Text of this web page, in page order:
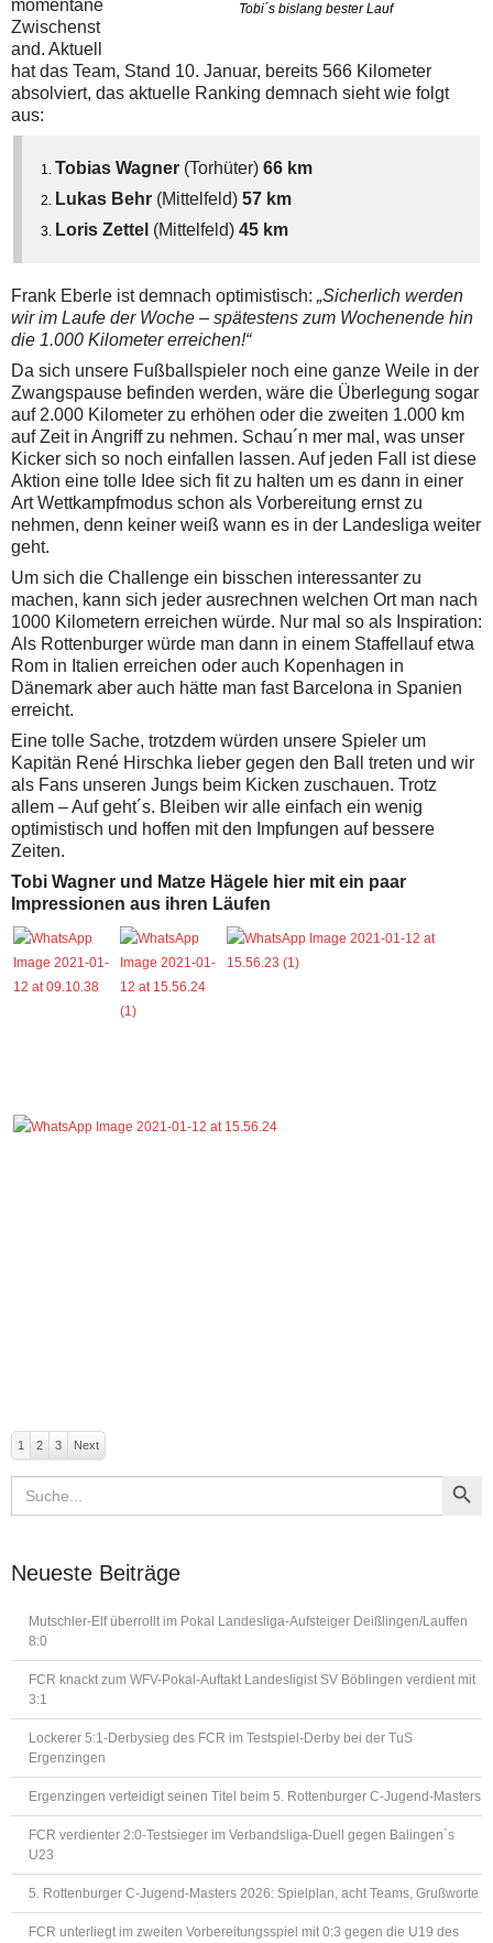
Tobi´s bislang bester Lauf
momentane
Zwischenst
and. Aktuell
hat das Team, Stand 10. Januar, bereits 566 Kilometer
absolviert, das aktuelle Ranking demnach sieht wie folgt
aus:
Tobias Wagner (Torhüter)66 km
Lukas Behr (Mittelfeld)57 km
Loris Zettel (Mittelfeld)45 km
Frank Eberle ist demnach optimistisch: „Sicherlich werden
wir im Laufe der Woche – spätestens zum Wochenende hin
die 1.000 Kilometer erreichen!“
Da sich unsere Fußballspieler noch eine ganze Weile in der
Zwangspause befinden werden, wäre die Überlegung sogar
auf 2.000 Kilometer zu erhöhen oder die zweiten 1.000 km
auf Zeit in Angriff zu nehmen. Schau´n mer mal, was unser
Kicker sich so noch einfallen lassen. Auf jeden Fall ist diese
Aktion eine tolle Idee sich fit zu halten um es dann in einer
Art Wettkampfmodus schon als Vorbereitung ernst zu
nehmen, denn keiner weiß wann es in der Landesliga weiter
geht.
Um sich die Challenge ein bisschen interessanter zu
machen, kann sich jeder ausrechnen welchen Ort man nach
1000 Kilometern erreichen würde. Nur mal so als Inspiration:
Als Rottenburger würde man dann in einem Staffellauf etwa
Rom in Italien erreichen oder auch Kopenhagen in
Dänemark aber auch hätte man fast Barcelona in Spanien
erreicht.
Eine tolle Sache, trotzdem würden unsere Spieler um
Kapitän René Hirschka lieber gegen den Ball treten und wir
als Fans unseren Jungs beim Kicken zuschauen. Trotz
allem – Auf geht´s. Bleiben wir alle einfach ein wenig
optimistisch und hoffen mit den Impfungen auf bessere
Zeiten.
Tobi Wagner und Matze Hägele hier mit ein paar
Impressionen aus ihren Läufen
1 2 3 Next
Search
for:
Search Button
Neueste Beiträge
Mutschler-Elf überrollt im Pokal Landesliga-Aufsteiger Deißlingen/Lauffen
8:0
FCR knackt zum WFV-Pokal-Auftakt Landesligist SV Böblingen verdient mit
3:1
Lockerer 5:1-Derbysieg des FCR im Testspiel-Derby bei der TuS
Ergenzingen
Ergenzingen verteidigt seinen Titel beim 5. Rottenburger C-Jugend-Masters
FCR verdienter 2:0-Testsieger im Verbandsliga-Duell gegen Balingen´s
U23
5. Rottenburger C-Jugend-Masters 2026: Spielplan, acht Teams, Grußworte
FCR unterliegt im zweiten Vorbereitungsspiel mit 0:3 gegen die U19 des